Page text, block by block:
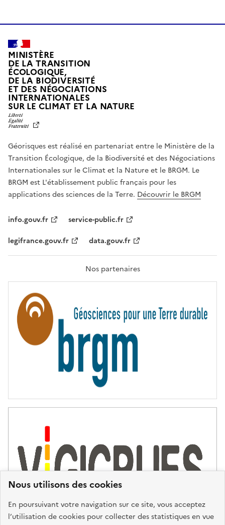
Nous utilisons des cookies
En poursuivant votre navigation sur ce site, vous acceptez
l’utilisation de cookies pour collecter des statistiques en vue
MINISTÈRE
DE LA TRANSITION
ÉCOLOGIQUE,
DE LA BIODIVERSITÉ
ET DES NÉGOCIATIONS
INTERNATIONALES
SUR LE CLIMAT ET LA NATUREL
T
É
,
É
G
A
L
F
A
T
R
T
É
Géorisques est réalisé en partenariat entre le Ministère de la
Transition Écologique, de la Biodiversité et des Négociations
Internationales sur le Climat et la Nature et le BRGM. Le
BRGM est L'établissement public français pour les
applications des sciences de la Terre. Découvrir le BRGM
info.gouv.fr
service-public.fr
legifrance.gouv.fr
data.gouv.fr
Nos partenaires